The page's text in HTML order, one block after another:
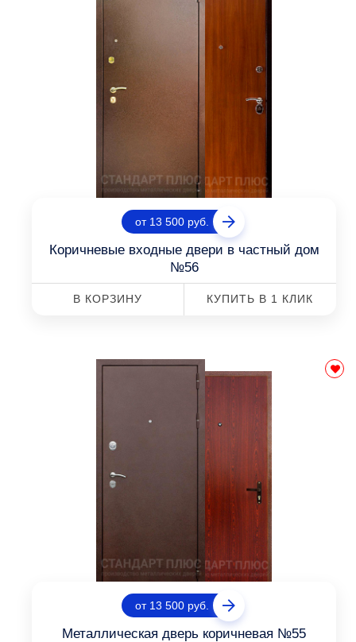
от 13 500 руб.
Коричневые входные двери в частный дом
№56
В КОРЗИНУ КУПИТЬ В 1 КЛИК
от 13 500 руб.
Металлическая дверь коричневая №55